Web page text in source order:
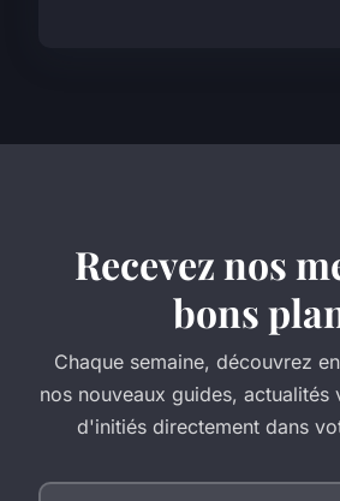
Recevez nos
bons
Chaque semaine, découvrez
nos nouveaux guides, actualités
d'initiés directement dans